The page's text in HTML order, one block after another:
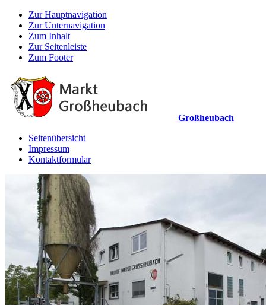
Zur Hauptnavigation
Zur Unternavigation
Zum Inhalt
Zur Seitenleiste
Zum Footer
Großheubach
Seitenübersicht
Impressum
Kontaktformular